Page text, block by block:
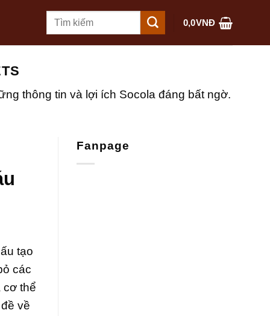
Tìm
0,0VNĐ
thông tin và lợi ích Socola đáng bất ngờ.
tạo
các
cơ thể
về
Fanpage